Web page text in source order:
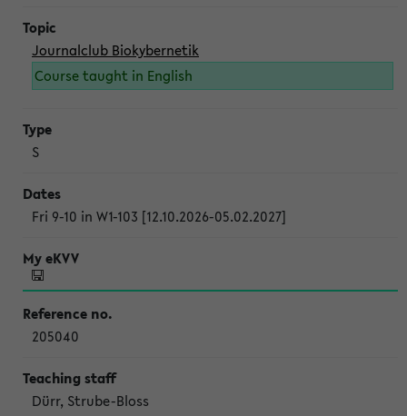
Journalclub Biokybernetik
Course taught in English
S
Fri 9-10 in W1-103 [12.10.2026-05.02.2027]
205040
Dürr, Strube-Bloss